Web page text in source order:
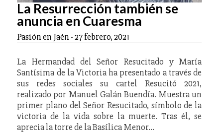
La Resurrección también se
anuncia en Cuaresma
Pasión en Jaén -27 febrero, 2021
La Hermandad del Señor Resucitado y María
Santísima de la Victoria ha presentado a través de
sus redes sociales su cartel Resucitó 2021,
realizado por Manuel Galán Buendía. Muestra un
primer plano del Señor Resucitado, símbolo de la
victoria de la vida sobre la muerte. Tras él, se
aprecia la torre de la Basílica Menor…